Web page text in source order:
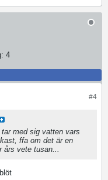
4
#4
med sig vatten vars
ffa om det är en
vete tusan...